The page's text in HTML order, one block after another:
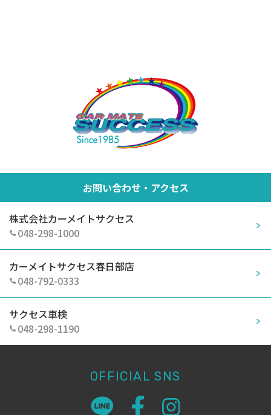
お問い合わせ・アクセス
株式会社カーメイトサクセス
048-298-1000
カーメイトサクセス春日部店
048-792-0333
サクセス車検
048-298-1190
OFFICIAL SNS